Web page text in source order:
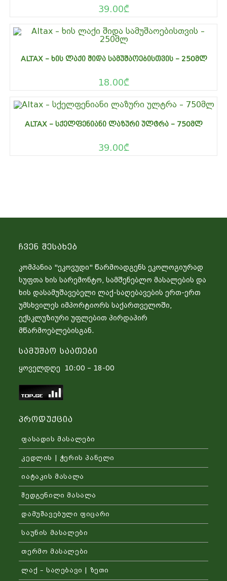
39.00₾
ALTAX – ᲮᲘᲡ ᲚᲐᲥᲘ ᲨᲘᲓᲐ ᲡᲐᲛᲣᲨᲐᲝᲔᲑᲘᲡᲗᲕᲘᲡ – 250ᲛᲚ
18.00₾
ALTAX – ᲡᲥᲔᲚᲤᲔᲜᲘᲐᲜᲘ ᲚᲐᲖᲣᲠᲘ ᲣᲚᲢᲠᲐ – 750ᲛᲚ
39.00₾
Ჩვენ Შესახებ
კომპანია "ეკოვუდი" წარმოადგენს ეკოლოგიურად
სუფთა ხის სარემონტო, სამშენებლო მასალების და
ხის დასამუშავებელი ლაქ-საღებავების ერთ-ერთ
უმსხვილეს იმპორტიორს საქართველოში,
ექსკლუზიური უფლებით პირდაპირ
მწარმოებლებისგან.
Სამუშაო Საათები
ყოველდღე 10:00 – 18-00
Პროდუქცია
ფასადის მასალები
კედლის | ჭერის პანელი
იატაკის მასალა
შედგენილი მასალა
დამუშავებული ფიცარი
საუნის მასალები
თერმო მასალები
ლაქ – საღებავი | ზეთი